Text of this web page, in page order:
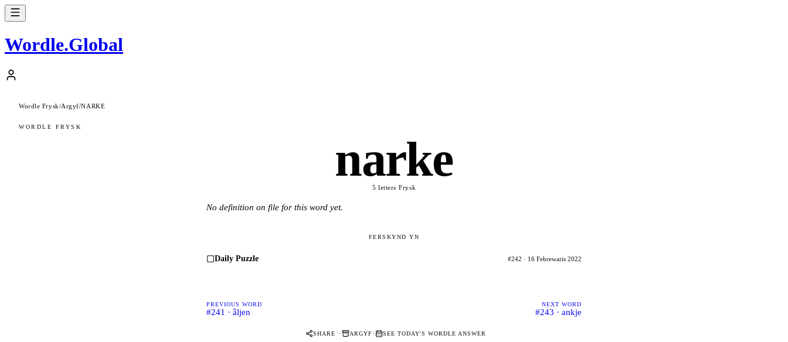
Wordle.Global
Wordle Frysk/Argyf/NARKE
WORDLE FRYSK
narke
5 letters·Frysk
No definition on file for this word yet.
FERSKYND YN
Daily Puzzle #242 · 16 Febrewaris 2022
PREVIOUS WORD
#241 · âljen
NEXT WORD
#243 · ankje
SHARE · ARGYF· SEE TODAY'S WORDLE ANSWER